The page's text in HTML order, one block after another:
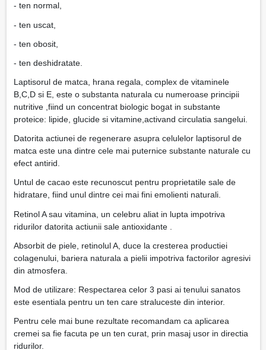
- ten normal,
- ten uscat,
- ten obosit,
- ten deshidratate.
Laptisorul de matca, hrana regala, complex de vitaminele
B,C,D si E, este o substanta naturala cu numeroase principii
nutritive ,fiind un concentrat biologic bogat in substante
proteice: lipide, glucide si vitamine,activand circulatia sangelui.
Datorita actiunei de regenerare asupra celulelor laptisorul de
matca este una dintre cele mai puternice substante naturale cu
efect antirid.
Untul de cacao este recunoscut pentru proprietatile sale de
hidratare, fiind unul dintre cei mai fini emolienti naturali.
Retinol A sau vitamina, un celebru aliat in lupta impotriva
ridurilor datorita actiunii sale antioxidante .
Absorbit de piele, retinolul A, duce la cresterea productiei
colagenului, bariera naturala a pielii impotriva factorilor agresivi
din atmosfera.
Mod de utilizare: Respectarea celor 3 pasi ai tenului sanatos
este esentiala pentru un ten care straluceste din interior.
Pentru cele mai bune rezultate recomandam ca aplicarea
cremei sa fie facuta pe un ten curat, prin masaj usor in directia
ridurilor.